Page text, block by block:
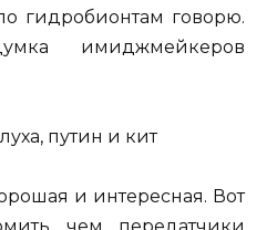
гидробионтам говорю.
имиджмейкеров
и интересная. Вот